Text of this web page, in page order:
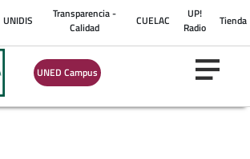
UNIDIS
Transparencia -
Calidad
CUELAC
UP!
Radio
Tienda
UNED Campus